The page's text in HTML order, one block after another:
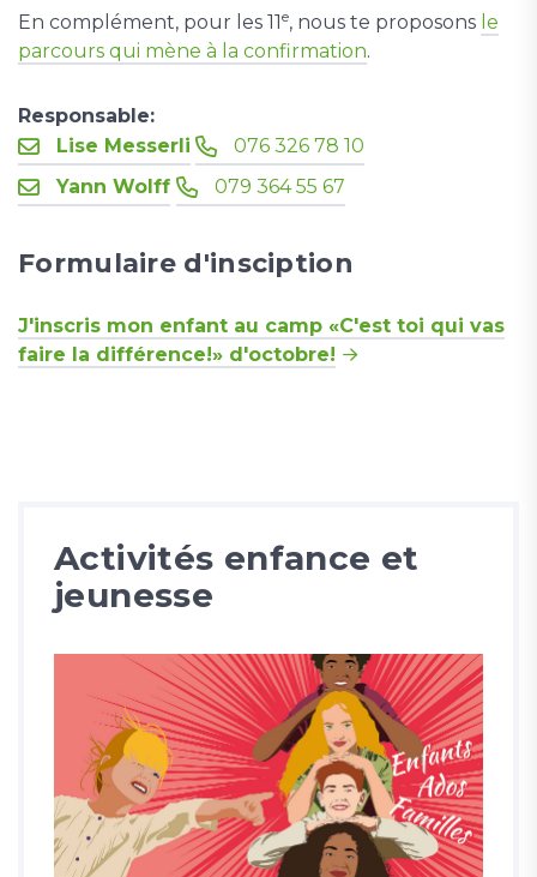
En complément, pour les 11e, nous te proposons le
parcours qui mène à la confirmation.
Responsable:
Lise Messerli
076 326 78 10
Yann Wolff
079 364 55 67
Formulaire d'insciption
J'inscris mon enfant au camp «C'est toi qui vas
faire la différence!» d'octobre!
Activités enfance et
jeunesse